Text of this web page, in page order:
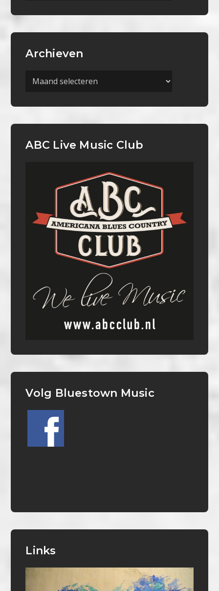
Archieven
Archieven
ABC Live Music Club
Volg Bluestown Music
Links